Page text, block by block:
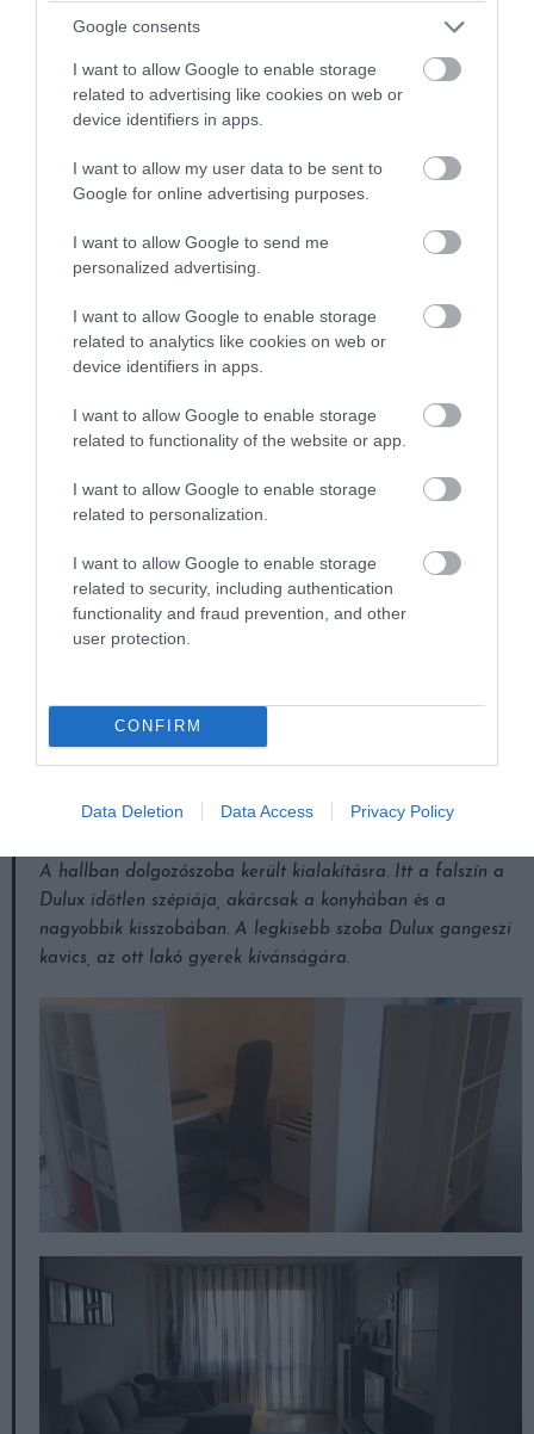
Google consents
I want to allow Google to enable storage
related to advertising like cookies on web or
device identifiers in apps.
I want to allow my user data to be sent to
Google for online advertising purposes.
I want to allow Google to send me
personalized advertising.
I want to allow Google to enable storage
related to analytics like cookies on web or
device identifiers in apps.
I want to allow Google to enable storage
related to functionality of the website or app.
I want to allow Google to enable storage
related to personalization.
I want to allow Google to enable storage
related to security, including authentication
functionality and fraud prevention, and other
user protection.
CONFIRM
Data Deletion Data Access Privacy Policy
Kellett továbbá szegélyléc, csempe a fürdőbe, csempe a
konyhába, járólap a fürdőbe és a konyhába.
A falakat kétszer kellett glettelni, majd festeni. A
nagyszobában fehérek lettek a falak, a főfalra fehér
téglatapéta került. Az elképzelés fehér-szürke dominancia
asztalossal, elhúzható ajtókkal, a falak itt szintén fehérek.
A hallban dolgozószoba került kialakításra. Itt a falszín a
Dulux időtlen szépiája, akárcsak a konyhában és a
nagyobbik kisszobában. A legkisebb szoba Dulux gangeszi
kavics, az ott lakó gyerek kívánságára.